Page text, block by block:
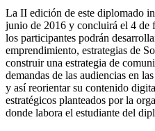
La II edición de este diplomado
junio de 2016 y concluirá el 4 de
los participantes podrán
emprendimiento, estrategias de
construir una estrategia de
demandas de las audiencias en
y así reorientar su contenido
estratégicos planteados por la
donde labora el estudiante del